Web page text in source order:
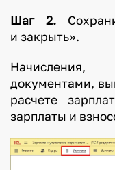
Шаг 2.
и закрыть».
документами,
расчете
зарплаты и